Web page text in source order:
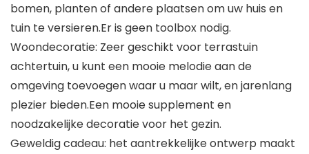
bomen, planten of andere plaatsen om uw huis en
tuin te versieren.Er is geen toolbox nodig.
Woondecoratie: Zeer geschikt voor terrastuin
achtertuin, u kunt een mooie melodie aan de
omgeving toevoegen waar u maar wilt, en jarenlang
plezier bieden.Een mooie supplement en
noodzakelijke decoratie voor het gezin.
Geweldig cadeau: het aantrekkelijke ontwerp maakt